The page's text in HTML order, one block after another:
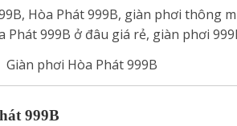
Giàn phơi Hòa Phát 999B
999B